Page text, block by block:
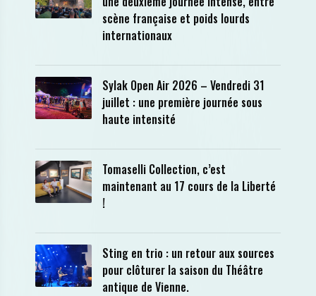
scène française et poids lourds
internationaux
Sylak Open Air 2026 – Vendredi 31
juillet : une première journée sous
haute intensité
Tomaselli Collection, c’est
maintenant au 17 cours de la Liberté
!
Sting en trio : un retour aux sources
pour clôturer la saison du Théâtre
antique de Vienne.